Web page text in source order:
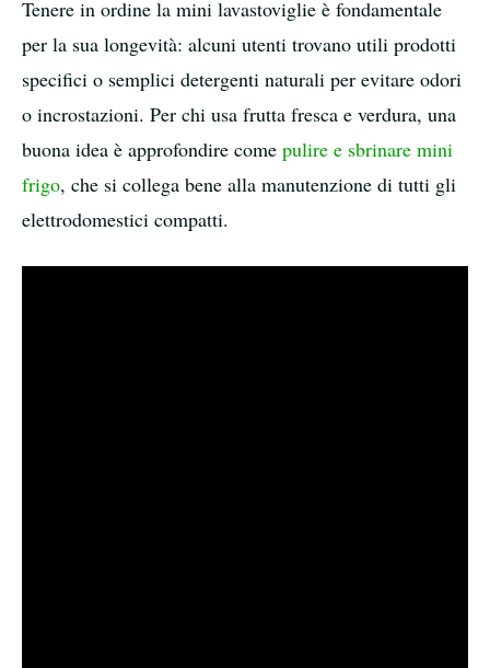
Tenere in ordine la mini lavastoviglie è fondamentale
per la sua longevità: alcuni utenti trovano utili prodotti
specifici o semplici detergenti naturali per evitare odori
o incrostazioni. Per chi usa frutta fresca e verdura, una
buona idea è approfondire come pulire e sbrinare mini
frigo, che si collega bene alla manutenzione di tutti gli
elettrodomestici compatti.